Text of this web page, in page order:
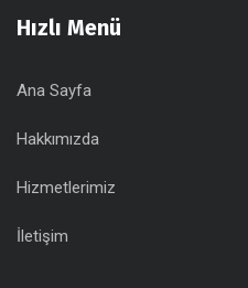
Hızlı Menü
Ana Sayfa
Hakkımızda
Hizmetlerimiz
İletişim